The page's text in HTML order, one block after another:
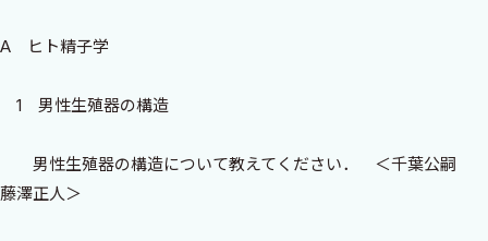
編集致しました．執筆陣には，永年にわたり私がお世話になってま
た．本書の刊行にあたり，ご多忙な中ご執筆頂いた先生方に喪心
を可能な限りお伝えできれば，望外の喜びです．挙児を切望する
クライアントに対し，上述のような最高水準の生殖医療を提供す
A ヒト精子学
1 男性生殖器の構造
男性生殖器の構造について教えてください． ＜千葉公嗣
藤澤正人＞